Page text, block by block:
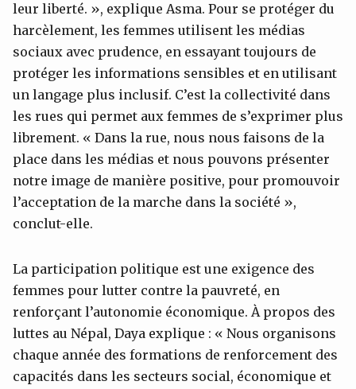
leur liberté. », explique Asma. Pour se protéger du
harcèlement, les femmes utilisent les médias
sociaux avec prudence, en essayant toujours de
protéger les informations sensibles et en utilisant
un langage plus inclusif. C’est la collectivité dans
les rues qui permet aux femmes de s’exprimer plus
librement. « Dans la rue, nous nous faisons de la
place dans les médias et nous pouvons présenter
notre image de manière positive, pour promouvoir
l’acceptation de la marche dans la société »,
conclut-elle.
La participation politique est une exigence des
femmes pour lutter contre la pauvreté, en
renforçant l’autonomie économique. À propos des
luttes au Népal, Daya explique : « Nous organisons
chaque année des formations de renforcement des
capacités dans les secteurs social, économique et